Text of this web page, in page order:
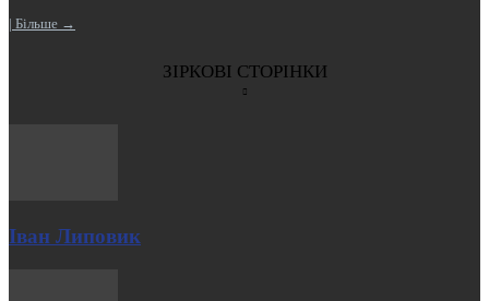
| Більше →
ЗІРКОВІ СТОРІНКИ
Іван Липовик